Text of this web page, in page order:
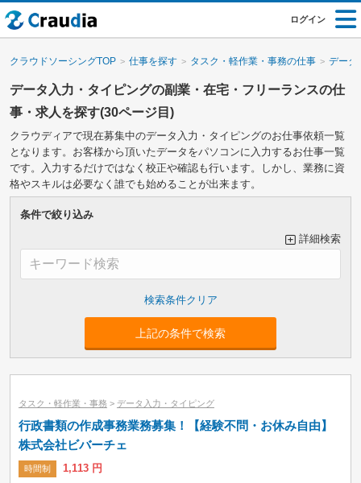
ログイン
クラウドソーシングTOP 仕事を探す タスク・軽作業・事務の仕事 データ
データ入力・タイピングの副業・在宅・フリーランスの仕
事・求人を探す(30ページ目)
クラウディアで現在募集中のデータ入力・タイピングのお仕事依頼一覧
となります。お客様から頂いたデータをパソコンに入力するお仕事一覧
です。入力するだけではなく校正や確認も行います。しかし、業務に資
格やスキルは必要なく誰でも始めることが出来ます。
条件で絞り込み
詳細検索
上記の条件で検索
タスク・軽作業・事務 > データ入力・タイピング
行政書類の作成事務業務募集！【経験不問・お休み自由】
株式会社ビバーチェ
時間制 1,113 円